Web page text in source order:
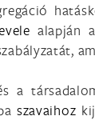
alapján
a
szavaihoz